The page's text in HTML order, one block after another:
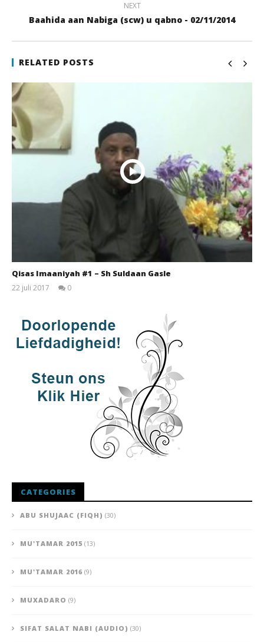
NOW VIEWING
Suufi
juli
qubamedia
NEXT
Baahida aan Nabiga (scw) u qabno - 02/11/2014
RELATED POSTS
Qisas Imaaniyah #1 – Sh Suldaan Gasle
22 juli 2017
0
CATEGORIES
ABU SHUJAAC (FIQH) (30)
MU'TAMAR 2015 (13)
MU'TAMAR 2016 (9)
MUXADARO (9)
SIFAT SALAT NABI (AUDIO) (30)